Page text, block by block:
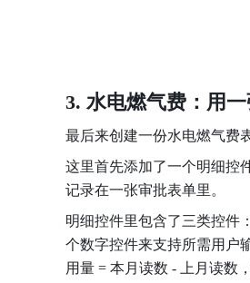
3. 水电燃气费：用
最后来创建一份水电燃气费
这里首先添加了一个明细控
记录在一张审批表单里。
明细控件里包含了三类控件
个数字控件来支持所需用户
用量 = 本月读数 - 上月读数